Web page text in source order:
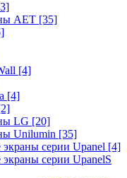
AET [35]
[4]
[4]
LG [20]
Unilumin [35]
серии Upanel [4]
серии UpanelS